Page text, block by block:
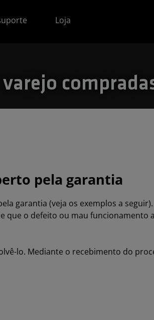
Loja
pela garantia
garantia (veja os exemplos a
que o defeito ou mau funcionamento
lo. Mediante o recebimento do